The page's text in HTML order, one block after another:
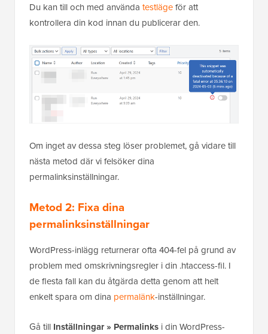
Du kan till och med använda testlägeför att
kontrollera din kod innan du publicerar den.
Om inget av dessa steg löser problemet, gå vidare till
nästa metod där vi felsöker dina
permalinksinställningar.
Metod 2: Fixa dina
permalinksinställningar
WordPress-inlägg returnerar ofta 404-fel på grund av
problem med omskrivningsregler i din .htaccess-fil. I
de flesta fall kan du åtgärda detta genom att helt
enkelt spara om dina permalänk-inställningar.
Gå till Inställningar » Permalinks i din WordPress-